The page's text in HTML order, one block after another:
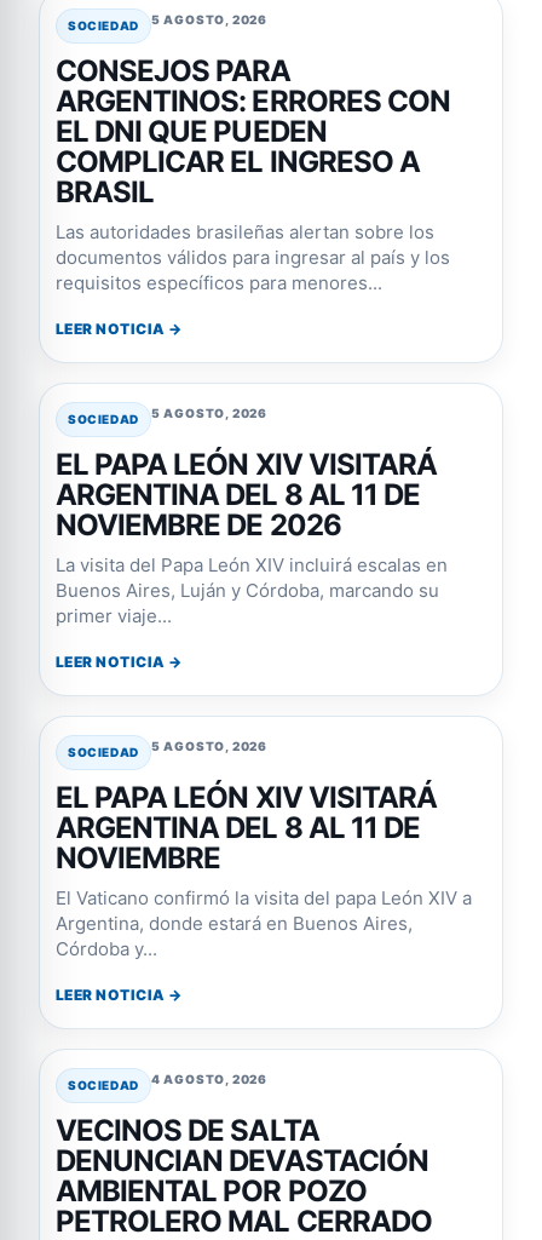
SOCIEDAD 5 AGOSTO, 2026
CONSEJOS PARA
ARGENTINOS: ERRORES CON
EL DNI QUE PUEDEN
COMPLICAR EL INGRESO A
BRASIL
Las autoridades brasileñas alertan sobre los
documentos válidos para ingresar al país y los
requisitos específicos para menores...
LEER NOTICIA →
SOCIEDAD 5 AGOSTO, 2026
EL PAPA LEÓN XIV VISITARÁ
ARGENTINA DEL 8 AL 11 DE
NOVIEMBRE DE 2026
La visita del Papa León XIV incluirá escalas en
Buenos Aires, Luján y Córdoba, marcando su
primer viaje...
LEER NOTICIA →
SOCIEDAD 5 AGOSTO, 2026
EL PAPA LEÓN XIV VISITARÁ
ARGENTINA DEL 8 AL 11 DE
NOVIEMBRE
El Vaticano confirmó la visita del papa León XIV a
Argentina, donde estará en Buenos Aires,
Córdoba y...
LEER NOTICIA →
SOCIEDAD 4 AGOSTO, 2026
VECINOS DE SALTA
DENUNCIAN DEVASTACIÓN
AMBIENTAL POR POZO
PETROLERO MAL CERRADO